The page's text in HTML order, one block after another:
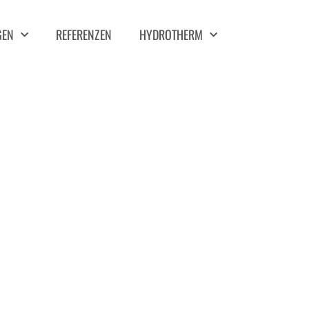
REFERENZEN HYDROTHERM